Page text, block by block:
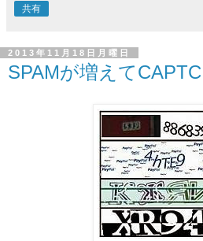
共有
2013年11月18日月曜日
SPAMが増えて